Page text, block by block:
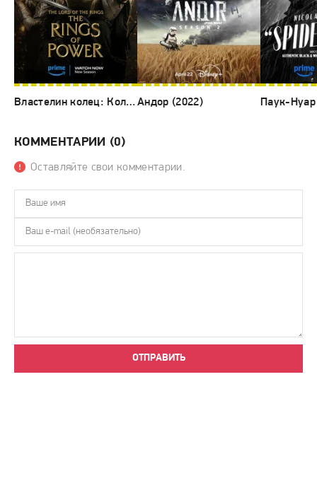
Властелин колец: Кольца власти (2022)Андор (2022) Паук-
КОММЕНТАРИИ (0)
Оставляйте свои комментарии.
ОТПРАВИТЬ